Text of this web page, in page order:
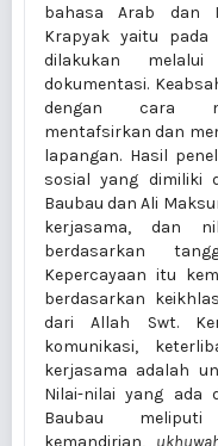
bahasa Arab dan
Krapyak yaitu pada
dilakukan
dokumentasi.
dengan cara
mentafsirkan dan
lapangan. Hasil
sosial yang dimiliki
Baubau dan Ali
kerjasama, dan
berdasarkan
Kepercayaan itu
berdasarkan
dari Allah Swt.
komunikasi,
kerjasama adalah
Nilai-nilai yang ada
Baubau meliputi
kemandirian,